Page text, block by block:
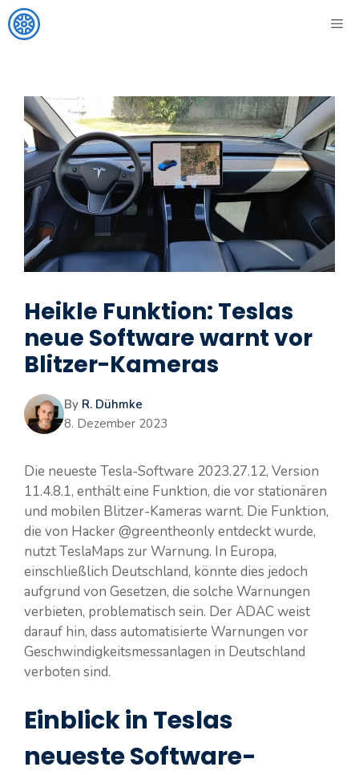
Zum
Inhalt
Heikle Funktion: Teslas
neue Software warnt vor
Blitzer-Kameras
By R. Dühmke
8. Dezember 2023
Die neueste Tesla-Software 2023.27.12, Version
11.4.8.1, enthält eine Funktion, die vor stationären
und mobilen Blitzer-Kameras warnt. Die Funktion,
die von Hacker @greentheonly entdeckt wurde,
nutzt TeslaMaps zur Warnung. In Europa,
einschließlich Deutschland, könnte dies jedoch
aufgrund von Gesetzen, die solche Warnungen
verbieten, problematisch sein. Der ADAC weist
darauf hin, dass automatisierte Warnungen vor
Geschwindigkeitsmessanlagen in Deutschland
verboten sind.
Einblick in Teslas
neueste Software-